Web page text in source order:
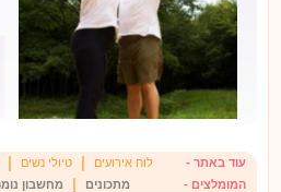
עוד באתר - לוח אירועים |טיולי נשים
המומלצים - מתכונים מחשבון